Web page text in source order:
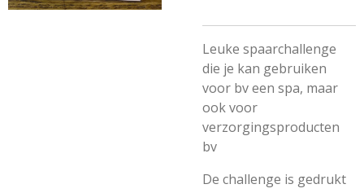
Leuke spaarchallenge
die je kan gebruiken
voor bv een spa, maar
ook voor
verzorgingsproducten
bv
De challenge is gedrukt